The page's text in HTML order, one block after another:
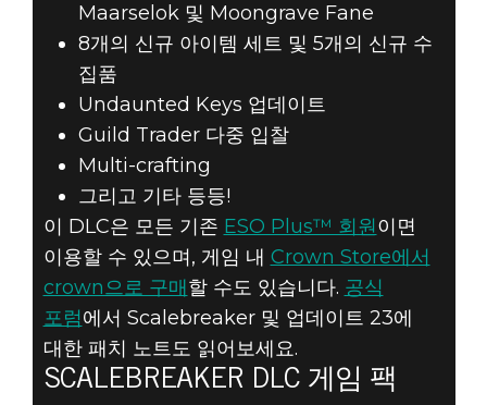
이용 가능
Maarselok 및 Moongrave Fane
8개의 신규 아이템 세트 및 5개의 신규 수
집품
Undaunted Keys 업데이트
Guild Trader 다중 입찰
Multi-crafting
그리고 기타 등등!
이 DLC은 모든 기존 ESO Plus™ 회원이면
이용할 수 있으며, 게임 내 Crown Store에서
crown으로 구매할 수도 있습니다. 공식
포럼에서 Scalebreaker 및 업데이트 23에
대한 패치 노트도 읽어보세요.
SCALEBREAKER DLC 게임 팩